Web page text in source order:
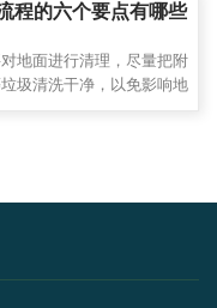
布作为保护层,然后开始
外墙完成。
程的六个要点有哪些
地面进行清理，尽量把附
圾清洗干净，以免影响地